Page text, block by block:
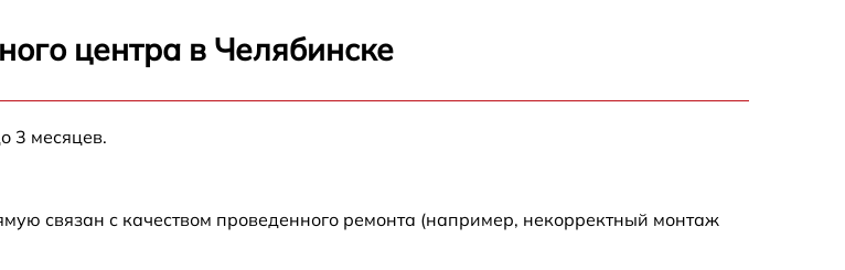
от 60 мин
центра в Челябинске
3 месяцев.
связан с качеством проведенного ремонта (например, некорректный монтаж